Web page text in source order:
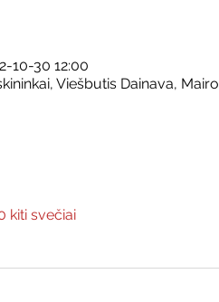
10-30 12:00
Viešbutis Dainava,
kiti svečiai